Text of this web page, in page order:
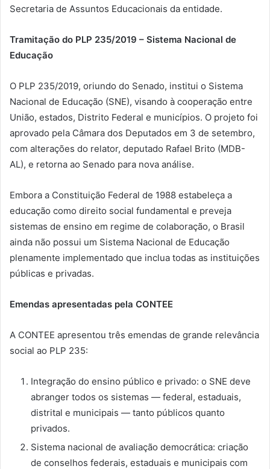
Secretaria de Assuntos Educacionais da entidade.
Tramitação do PLP 235/2019 – Sistema Nacional de
Educação
O PLP 235/2019, oriundo do Senado, institui o Sistema
Nacional de Educação (SNE), visando à cooperação entre
União, estados, Distrito Federal e municípios. O projeto foi
aprovado pela Câmara dos Deputados em 3 de setembro,
com alterações do relator, deputado Rafael Brito (MDB-
AL), e retorna ao Senado para nova análise.
Embora a Constituição Federal de 1988 estabeleça a
educação como direito social fundamental e preveja
sistemas de ensino em regime de colaboração, o Brasil
ainda não possui um Sistema Nacional de Educação
plenamente implementado que inclua todas as instituições
públicas e privadas.
Emendas apresentadas pela CONTEE
A CONTEE apresentou três emendas de grande relevância
social ao PLP 235:
Integração do ensino público e privado: o SNE deve
abranger todos os sistemas — federal, estaduais,
distrital e municipais — tanto públicos quanto
privados.
Sistema nacional de avaliação democrática: criação
de conselhos federais, estaduais e municipais com